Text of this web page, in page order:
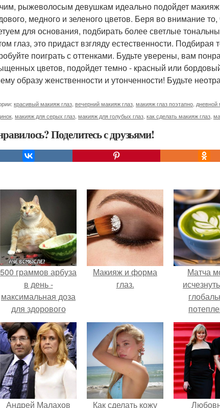
рыжеволосым девушкам идеально подойдет макияж
медного и зеленого цветов. Беря во внимание
для основания, подбирать более светлые
глаз, это придаст взгляду естественности.
поиграть с оттенками. Будьте уверены, вам
цветов, подойдет темно - красный или
образу женственности и утонченности! Будьте
красивый макияж глаз вечерний макияж глаз макияж глаз поэтапно дневной
макияж для серых глаз макияж для голубых глаз как сделать макияж глаз
Поделитесь с друзьями!
500 граммов арбуза
в день -
максимальная доза
для здорового
взрослого,
предупредили
врачи.
Макияж и форма
глаз.
Матча
Андрей Малахов Как сделать кожу